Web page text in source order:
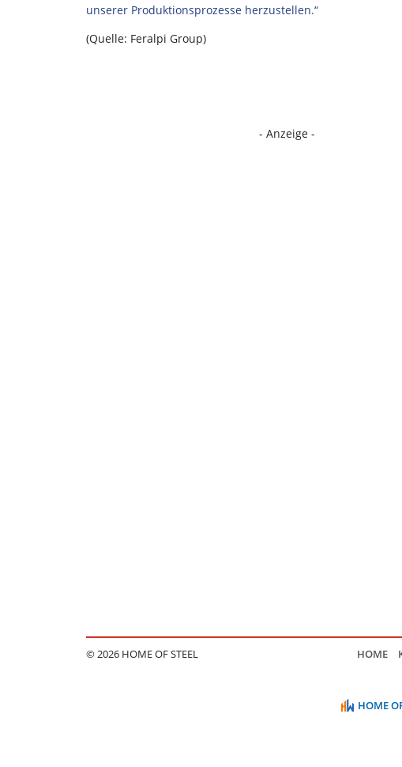
unserer Produktionsprozesse herzustellen.“
(Quelle: Feralpi Group)
- Anzeige -
© 2026 HOME OF STEEL HOME
HOME